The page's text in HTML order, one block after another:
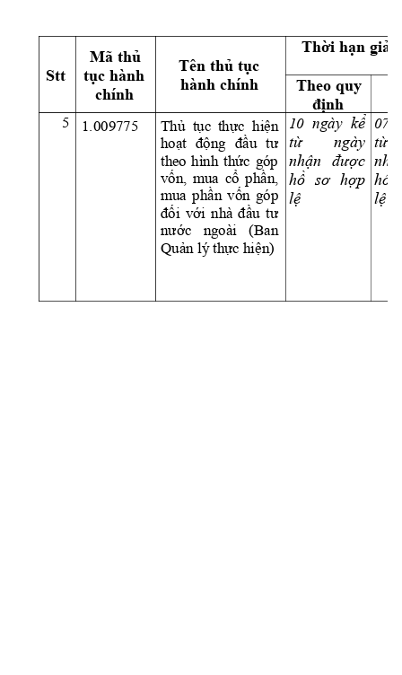
Stt
Mã thủ
tục hành
chính
Tên thủ tục
hành chính
Thời hạn giả
Theo quy
định
5 1.009775 Thủ  tục thực hiện
hoạt động đầu tư
theo hình thức góp
vốn, mua cổ phần,
mua phần vốn góp
đối với nhà đầu tư
nước
ngoài
(Ban
Quản lý thực hiện)
10 ngày kể
từ
ngày
nhận được
hồ sơ hợp
lệ
07
từ
nh
hồ
lệ